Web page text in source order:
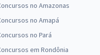
vista
no Amazonas
no Amapá
no Pará
em Rondônia